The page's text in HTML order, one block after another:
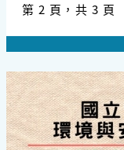
第 2 頁，共 3 頁